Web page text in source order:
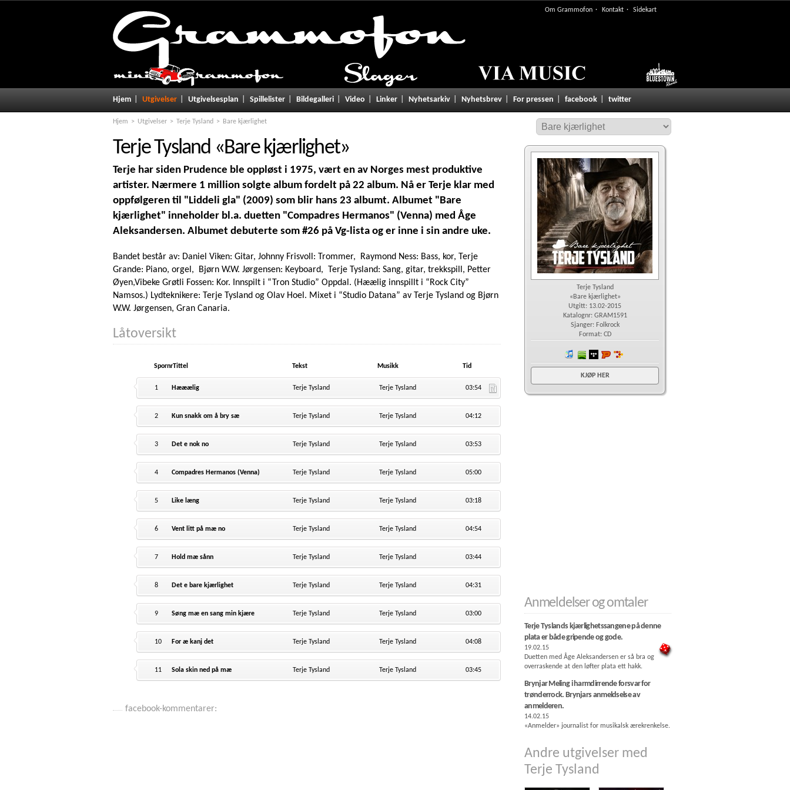
Om Grammofon Kontakt Sidekart
Hjem Utgivelser Utgivelsesplan Spillelister Bildegalleri Video Linker Nyhetsarkiv Nyhetsbrev For pressen facebook twitter
Hjem Utgivelser Terje Tysland Bare kjærlighet
Terje Tysland «Bare kjærlighet»
Terje har siden Prudence ble oppløst i 1975, vært en av Norges mest produktive
artister. Nærmere 1 million solgte album fordelt på 22 album. Nå er Terje klar med
oppfølgeren til "Liddeli gla" (2009) som blir hans 23 albumt. Albumet "Bare
kjærlighet" inneholder bl.a. duetten "Compadres Hermanos" (Venna) med Åge
Aleksandersen. Albumet debuterte som #26 på Vg-lista og er inne i sin andre uke.
Bandet består av: Daniel Viken: Gitar, Johnny Frisvoll: Trommer, Raymond Ness: Bass, kor, Terje
Grande: Piano, orgel, Bjørn W.W. Jørgensen: Keyboard, Terje Tysland: Sang, gitar, trekkspill, Petter
Øyen,Vibeke Grøtli Fossen: Kor. Innspilt i “Tron Studio” Oppdal. (Hæælig innspillt i “Rock City”
Namsos.) Lydteknikere: Terje Tysland og Olav Hoel. Mixet i “Studio Datana” av Terje Tysland og Bjørn
W.W. Jørgensen, Gran Canaria.
Låtoversikt
SpornrTittel Tekst Musikk Tid
1 Hææælig Terje Tysland Terje Tysland 03:54
2 Kun snakk om å bry sæ Terje Tysland Terje Tysland 04:12
3 Det e nok no Terje Tysland Terje Tysland 03:53
4 Compadres Hermanos (Venna) Terje Tysland Terje Tysland 05:00
5 Like læng Terje Tysland Terje Tysland 03:18
6 Vent litt på mæ no Terje Tysland Terje Tysland 04:54
7 Hold mæ sånn Terje Tysland Terje Tysland 03:44
8 Det e bare kjærlighet Terje Tysland Terje Tysland 04:31
9 Søng mæ en sang min kjære Terje Tysland Terje Tysland 03:00
10 For æ kanj det Terje Tysland Terje Tysland 04:08
11 Sola skin ned på mæ Terje Tysland Terje Tysland 03:45
Terje Tysland
«Bare kjærlighet»
Utgitt: 13.02-2015
Katalognr: GRAM1591
Sjanger: Folkrock
Format: CD
iTunesspotifywimpPlatekompaniet
7digital
KJØP HER
Anmeldelser og omtaler
Terje Tyslands kjærlighetssangene på denne
plata er både gripende og gode.
19.02.15
Duetten med Åge Aleksandersen er så bra og
overraskende at den løfter plata ett hakk.
Brynjar Meling i harmdirrende forsvar for
trønderrock. Brynjars anmeldselse av
anmelderen.
14.02.15
«Anmelder» journalist for musikalsk ærekrenkelse.
Andre utgivelser med
Terje Tysland